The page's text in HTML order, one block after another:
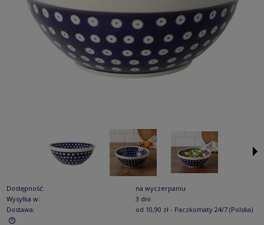
Dostępność:
na wyczerpaniu
Wysyłka w:
3 dni
Dostawa:
od 10,90 zł - Paczkomaty 24/7 (Polska)